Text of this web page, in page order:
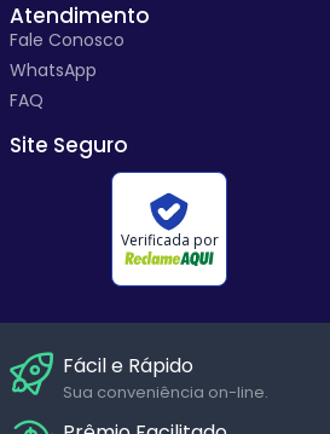
Atendimento
Fale Conosco
WhatsApp
FAQ
Site Seguro
Verificada por
Fácil e Rápido
Sua conveniência on-line.